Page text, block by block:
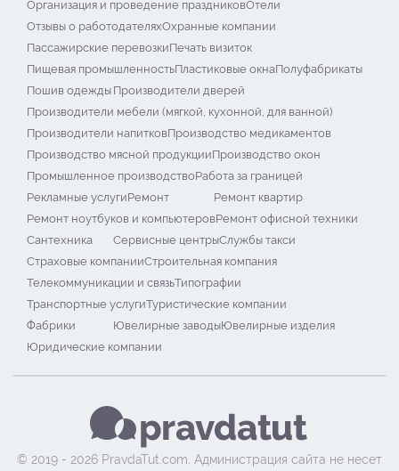
Организация и проведение праздниковОтели
Отзывы о работодателяхОхранные компании
Пассажирские перевозкиПечать визиток
Пищевая промышленностьПластиковые окнаПолуфабрикаты
Пошив одежды Производители дверей
Производители мебели (мягкой, кухонной, для ванной)
Производители напитковПроизводство медикаментов
Производство мясной продукцииПроизводство окон
Промышленное производствоРабота за границей
Рекламные услугиРемонт
Ремонт квартир
Ремонт ноутбуков и компьютеровРемонт офисной техники
Сантехника
Сервисные центрыСлужбы такси
Страховые компанииСтроительная компания
Телекоммуникации и связьТипографии
Транспортные услугиТуристические компании
Фабрики
Ювелирные заводыЮвелирные изделия
Юридические компании
© 2019 - 2026 PravdaTut.com. Администрация сайта не несет